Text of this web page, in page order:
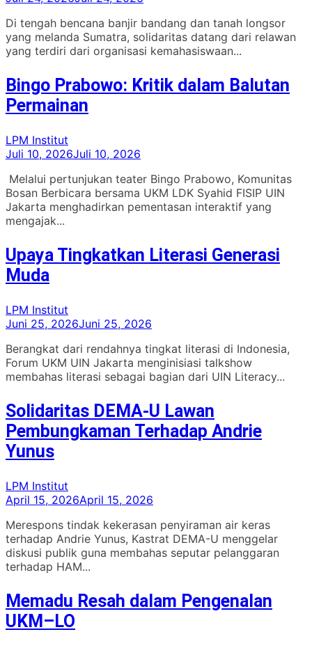
Di tengah bencana banjir bandang dan tanah longsor
yang melanda Sumatra, solidaritas datang dari relawan
yang terdiri dari organisasi kemahasiswaan...
Bingo Prabowo: Kritik dalam Balutan
Permainan
LPM Institut
Juli 10, 2026Juli 10, 2026
Melalui pertunjukan teater Bingo Prabowo, Komunitas
Bosan Berbicara bersama UKM LDK Syahid FISIP UIN
Jakarta menghadirkan pementasan interaktif yang
mengajak...
Upaya Tingkatkan Literasi Generasi
Muda
LPM Institut
Juni 25, 2026Juni 25, 2026
Berangkat dari rendahnya tingkat literasi di Indonesia,
Forum UKM UIN Jakarta menginisiasi talkshow
membahas literasi sebagai bagian dari UIN Literacy...
Solidaritas DEMA-U Lawan
Pembungkaman Terhadap Andrie
Yunus
LPM Institut
April 15, 2026April 15, 2026
Merespons tindak kekerasan penyiraman air keras
terhadap Andrie Yunus, Kastrat DEMA-U menggelar
diskusi publik guna membahas seputar pelanggaran
terhadap HAM...
Memadu Resah dalam Pengenalan
UKM–LO